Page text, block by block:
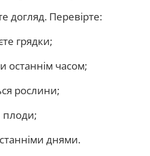
догляд. Перевірте:
грядки;
останнім часом;
рослини;
плоди;
днями.